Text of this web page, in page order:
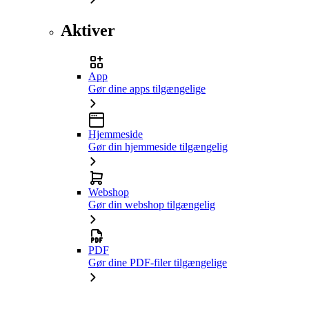
Aktiver
App
Gør dine apps tilgængelige
Hjemmeside
Gør din hjemmeside tilgængelig
Webshop
Gør din webshop tilgængelig
PDF
Gør dine PDF-filer tilgængelige